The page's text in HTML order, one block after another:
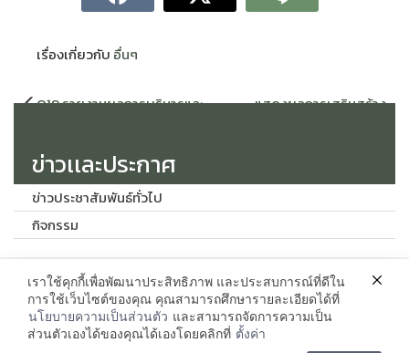
เรื่องเกี่ยวกับ อื่นๆ
แนะแนว
O19 รายงานผลการบริหารและ
แสดงผลการเสริมสร้าง
ข่าวเเละประกาศ
ข่าวประชาสัมพันธ์ทั่วไป
กิจกรรม
ติดต่อ
งานบริหารบุคคลและนิติการ กองกลาง สำนักงานอธิการบดี มหาวิทยาลัย
ราชภัฏสกลนคร เลขที่ 680 ถนนนิตโย ต. ธาตุเชิงชุม อำเภอเมือง จังหวัด
เราใช้คุกกี้เพื่อพัฒนาประสิทธิภาพ และประสบการณ์ที่ดีใน
การใช้เว็บไซต์ของคุณ คุณสามารถศึกษารายละเอียดได้ที่
นโยบายความเป็นส่วนตัว และสามารถจัดการความเป็น
ส่วนตัวเองได้ของคุณได้เองโดยคลิกที่ ตั้งค่า